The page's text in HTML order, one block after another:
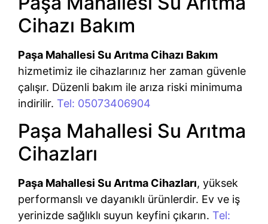
Cihazı Bakım
Paşa Mahallesi Su Arıtma Cihazı Bakım
hizmetimiz ile cihazlarınız her zaman güvenle
çalışır. Düzenli bakım ile arıza riski minimuma
indirilir. Tel: 05073406904
Paşa Mahallesi Su Arıtma
Cihazları
Paşa Mahallesi Su Arıtma Cihazları, yüksek
performanslı ve dayanıklı ürünlerdir. Ev ve iş
yerinizde sağlıklı suyun keyfini çıkarın. Tel: